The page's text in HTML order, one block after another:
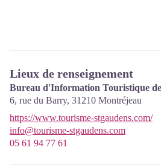
Lieux de renseignement
Bureau d'Information Touristique
6, rue du Barry, 31210 Montréjeau
https://www.tourisme-stgaudens.com/
info@tourisme-stgaudens.com
05 61 94 77 61